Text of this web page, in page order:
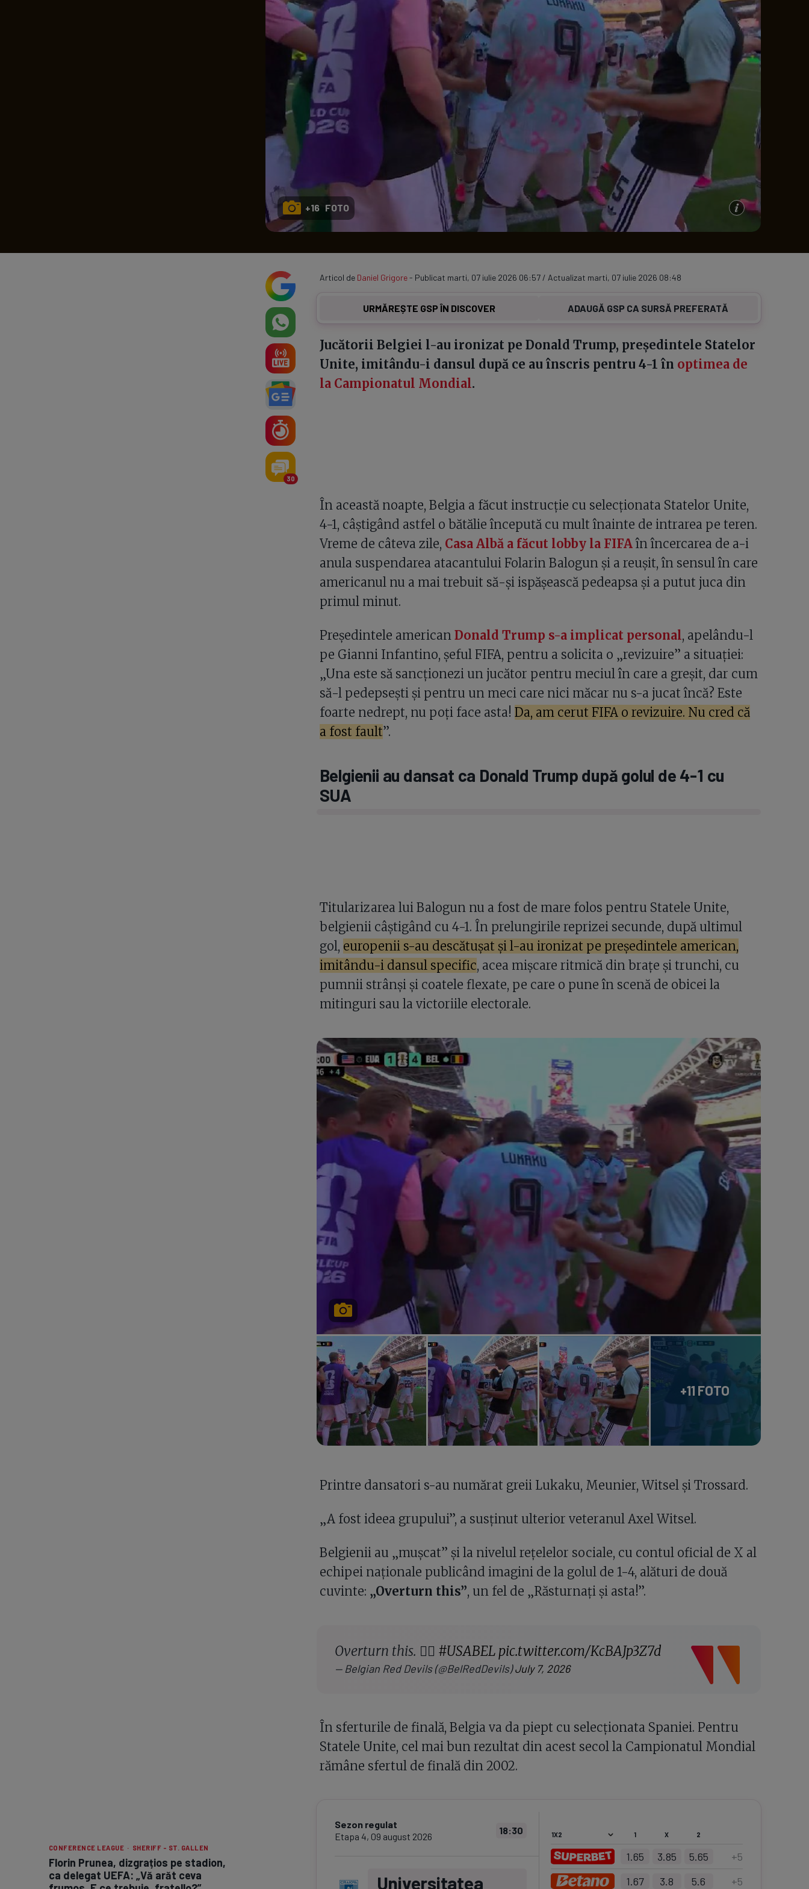
Serie A
Echipe Meciuri Clasament
Program TV
+16 FOTO
CONFERENCE LEAGUE · SHERIFF - ST. GALLEN
Florin Prunea, dizgrațios pe stadion,
ca delegat UEFA: „Vă arăt ceva
30
Articol de Daniel Grigore- Publicat marti, 07 iulie 2026 06:57 / Actualizat marti, 07 iulie 2026 08:48
URMĂREȘTE GSP ÎN DISCOVER ADAUGĂ GSP CA SURSĂ PREFERATĂ
Jucătorii Belgiei l-au ironizat pe Donald Trump, președintele Statelor
Unite, imitându-i dansul după ce au înscris pentru 4-1 în optimea de
la Campionatul Mondial.
În această noapte, Belgia a făcut instrucție cu selecționata Statelor Unite,
4-1, câștigând astfel o bătălie începută cu mult înainte de intrarea pe teren.
Vreme de câteva zile, Casa Albă a făcut lobby la FIFAîn încercarea de a-i
anula suspendarea atacantului Folarin Balogun și a reușit, în sensul în care
americanul nu a mai trebuit să-și ispășească pedeapsa și a putut juca din
primul minut.
Președintele american Donald Trump s-a implicat personal, apelându-l
pe Gianni Infantino, șeful FIFA, pentru a solicita o „revizuire” a situației:
„Una este să sancționezi un jucător pentru meciul în care a greșit, dar cum
să-l pedepsești și pentru un meci care nici măcar nu s-a jucat încă? Este
foarte nedrept, nu poți face asta! Da, am cerut FIFA o revizuire. Nu cred că
a fost fault”.
Belgienii au dansat ca Donald Trump după golul de 4-1 cu
SUA
Titularizarea lui Balogun nu a fost de mare folos pentru Statele Unite,
belgienii câștigând cu 4-1. În prelungirile reprizei secunde, după ultimul
gol, europenii s-au descătușat și l-au ironizat pe președintele american,
imitându-i dansul specific, acea mișcare ritmică din brațe și trunchi, cu
pumnii strânși și coatele flexate, pe care o pune în scenă de obicei la
mitinguri sau la victoriile electorale.
+11 FOTO
Printre dansatori s-au numărat greii Lukaku, Meunier, Witsel și Trossard.
„A fost ideea grupului”, a susținut ulterior veteranul Axel Witsel.
Belgienii au „mușcat” și la nivelul rețelelor sociale, cu contul oficial de X al
echipei naționale publicând imagini de la golul de 1-4, alături de două
cuvinte: „Overturn this”, un fel de „Răsturnați și asta!”.
Overturn this. 🧏‍♂️ #USABEL pic.twitter.com/KcBAJp3Z7d
— Belgian Red Devils (@BelRedDevils)July 7, 2026
În sferturile de finală, Belgia va da piept cu selecționata Spaniei. Pentru
Statele Unite, cel mai bun rezultat din acest secol la Campionatul Mondial
rămâne sfertul de finală din 2002.
Sezon regulat
Etapa 4, 09 august 2026
18:30
Universitatea
1 X 2
1.65 3.85 5.65 +5
1.67
3.8 5.6 +5